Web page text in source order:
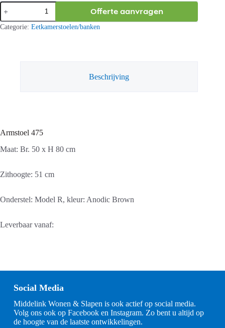
Armstoel
475
aantal
Offerte aanvragen
Categorie: Eetkamerstoelen/banken
Beschrijving
Armstoel 475
Maat: Br. 50 x H 80 cm
Zithoogte: 51 cm
Onderstel: Model R, kleur: Anodic Brown
Leverbaar vanaf:
Social Media
Middelink Wonen & Slapen is ook actief op social media.
Volg ons ook op Facebook en Instagram. Zo bent u altijd op
de hoogte van de laatste ontwikkelingen.